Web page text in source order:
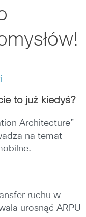
to już kiedyś?
Architecture”
na temat –
ruchu w
urosnąć ARPU